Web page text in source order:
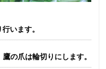
います。
の爪は輪切りにします。